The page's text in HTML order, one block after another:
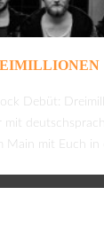
Debüt:
mit
Main mit Euch in